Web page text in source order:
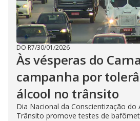
DO R7/30/01/2026
Às vésperas do
campanha por
álcool no trânsito
Dia Nacional da Conscientização do
Trânsito promove testes de